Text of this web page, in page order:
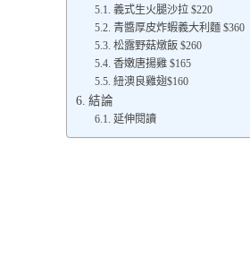
義式生火腿沙拉 $220
青醬厚皮炸蝦義大利麵 $360
松露野菇燉飯 $260
香嫩唐揚雞 $165
紐澳良雞翅$160
結論
延伸閱讀